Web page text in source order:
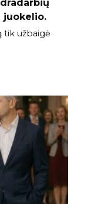
juokelio.
tik užbaigė